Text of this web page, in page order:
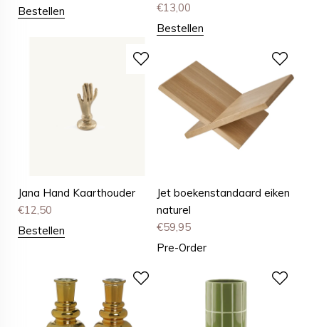
Bestellen
€13,00
Bestellen
Jana Hand Kaarthouder
€12,50
Bestellen
Jet boekenstandaard eiken
naturel
€59,95
Pre-Order